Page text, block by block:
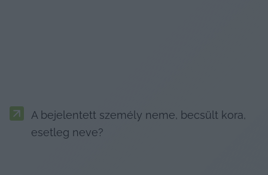
A bejelentett személy neme, becsült kora,
esetleg neve?